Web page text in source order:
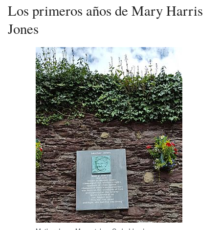
Los primeros años de Mary Harris
Jones